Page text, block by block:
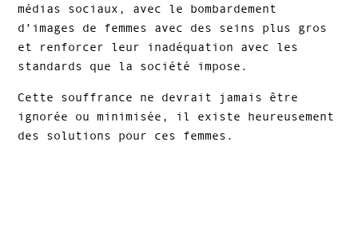
médias sociaux, avec le bombardement
d’images de femmes avec des seins plus gros
et renforcer leur inadéquation avec les
standards que la société impose.
Cette souffrance ne devrait jamais être
ignorée ou minimisée, il existe heureusement
des solutions pour ces femmes.